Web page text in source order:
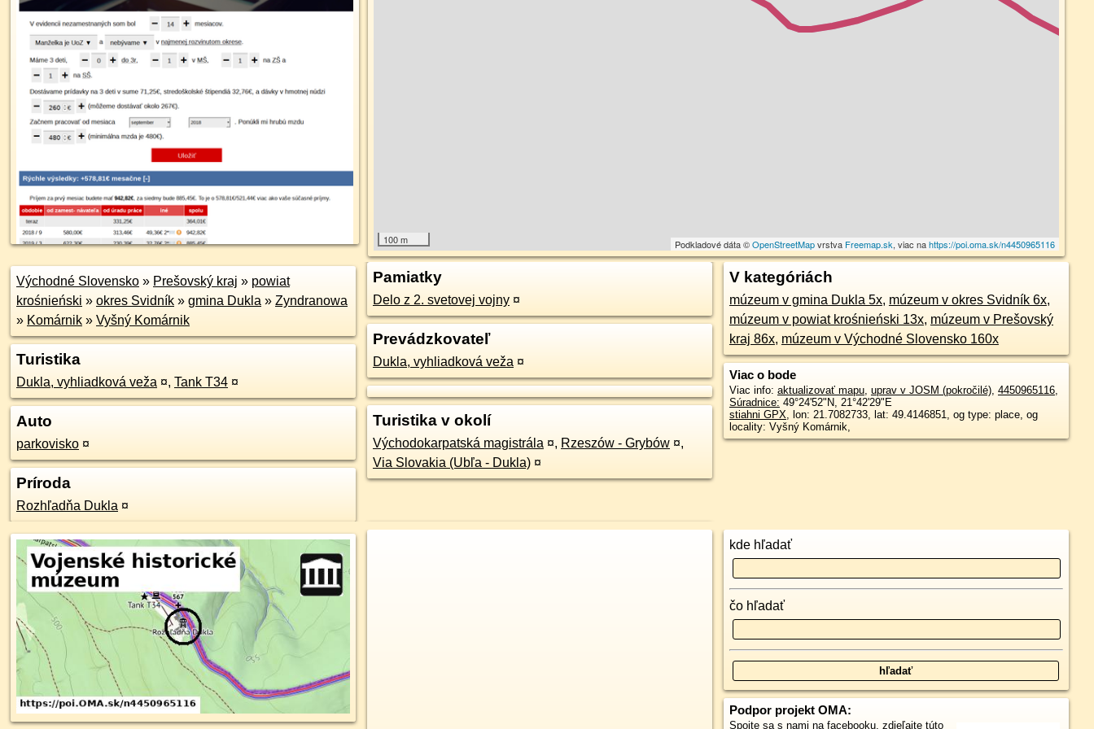
100 m Podkladové dáta ©OpenStreetMapvrstva Freemap.sk, viac nahttps://poi.oma.sk/n4450965116
Východné Slovensko » Prešovský kraj » powiat
krośnieński » okres Svidník » gmina Dukla » Zyndranowa
» Komárnik » Vyšný Komárnik
Turistika
Dukla, vyhliadková veža ¤, Tank T34 ¤
Auto
parkovisko ¤
Príroda
Rozhľadňa Dukla ¤
Pamiatky
Delo z 2. svetovej vojny ¤
Prevádzkovateľ
Dukla, vyhliadková veža ¤
Turistika v okolí
Východokarpatská magistrála ¤, Rzeszów - Grybów ¤,
Via Slovakia (Ubľa - Dukla) ¤
V kategóriách
múzeum v gmina Dukla 5x, múzeum v okres Svidník 6x,
múzeum v powiat krośnieński 13x, múzeum v Prešovský
kraj 86x, múzeum v Východné Slovensko 160x
Viac o bode
Viac info: aktualizovať mapu, uprav v JOSM (pokročilé), 4450965116,
Súradnice: 49°24'52"N, 21°42'29"E
stiahni GPX, lon: 21.7082733, lat: 49.4146851, og type: place, og
locality: Vyšný Komárnik,
kde hľadať
čo hľadať
Podpor projekt OMA:
Spojte sa s nami na facebooku, zdieľajte túto